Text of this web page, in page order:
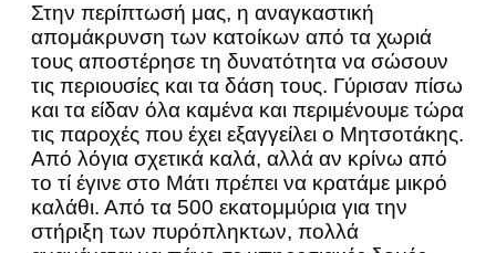
Στην περίπτωσή μας, η αναγκαστική
απομάκρυνση των κατοίκων από τα χωριά
τους αποστέρησε τη δυνατότητα να σώσουν
τις περιουσίες και τα δάση τους. Γύρισαν πίσω
και τα είδαν όλα καμένα και περιμένουμε τώρα
τις παροχές που έχει εξαγγείλει ο Μητσοτάκης.
Από λόγια σχετικά καλά, αλλά αν κρίνω από
το τί έγινε στο Μάτι πρέπει να κρατάμε μικρό
καλάθι. Από τα 500 εκατομμύρια για την
στήριξη των πυρόπληκτων, πολλά